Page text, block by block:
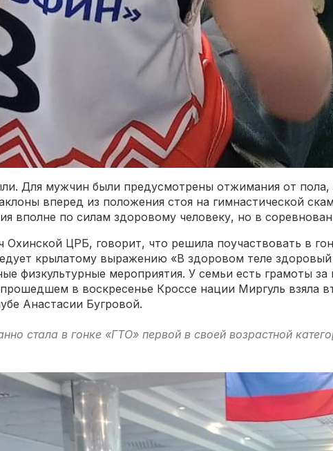
Для мужчин были предусмотрены отжимания от пола,
вперед из положения стоя на гимнастической
вполне по силам здоровому человеку, но в
Охинской ЦРБ, говорит, что решила поучаствовать в
крылатому выражению «В здоровом теле
физкультурные мероприятия. У семьи есть грамоты
в воскресенье Кроссе нации Миргуль взяла
Анастасии Бугровой.
стала в гонке «ГТО» первой в своей возрастной